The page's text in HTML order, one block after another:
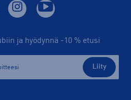
ja hyödynnä -10 % etusi
Liity